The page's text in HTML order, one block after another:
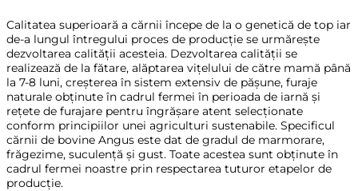
Calitatea superioară a cărnii începe de la o genetică de top iar
de-a lungul întregului proces de producție se urmărește
dezvoltarea calității acesteia. Dezvoltarea calității se
realizează de la fătare, alăptarea vițelului de către mamă până
la 7-8 luni, creșterea în sistem extensiv de pășune, furaje
naturale obținute în cadrul fermei în perioada de iarnă și
rețete de furajare pentru îngrășare atent selecționate
conform principiilor unei agriculturi sustenabile. Specificul
cărnii de bovine Angus este dat de gradul de marmorare,
frăgezime, suculență și gust. Toate acestea sunt obținute în
cadrul fermei noastre prin respectarea tuturor etapelor de
producție.